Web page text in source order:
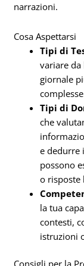
narrazioni.
Cosa Aspettarsi
Tipi di
variare
giornale
Tipi di
che
e dedurre
possono
o risposte
la tua
contesti,
istruzioni
Consigli per la